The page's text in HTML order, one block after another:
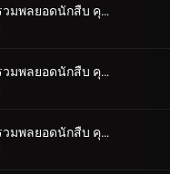
ตอนที่ 236 รวมพลยอดนักสืบ คุโด้ ชินอิจิ ปะทะ จอมโจรคิด (ตอนพิเศษ ตอนที่ 2) ยอดนักสืบจิ๋วโคนัน เดอะซ_.
ตอนที่ 237 รวมพลยอดนักสืบ คุโด้ ชินอิจิ ปะทะ จอมโจรคิด (ตอนพิเศษ ตอนที่ 3) ยอดนักสืบจิ๋วโคนัน เดอะซ_.
ตอนที่ 238 รวมพลยอดนักสืบ คุโด้ ชินอิจิ ปะทะ จอมโจรคิด (ตอนพิเศษ ตอนจบ) ยอดนักสืบจิ๋วโคนัน เดอะซีร.